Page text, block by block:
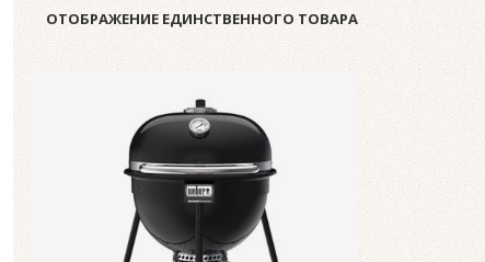
ОТОБРАЖЕНИЕ ЕДИНСТВЕННОГО ТОВАРА